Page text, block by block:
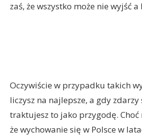
zaś, że wszystko może nie wyjść
Oczywiście w przypadku takich
liczysz na najlepsze, a gdy zdarzy
traktujesz to jako przygodę. Choć
że wychowanie się w Polsce w